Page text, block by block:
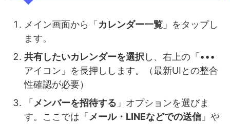
メイン画面から「カレンダー一覧 」をタップし
ます。
共有したいカレンダーを選択 し、右上の「•••
アイコン」を長押しします。（最新UIとの整合
性確認が必要）
「メンバーを招待する 」オプションを選びま
す。ここでは「メール・LINEなどでの送信」や